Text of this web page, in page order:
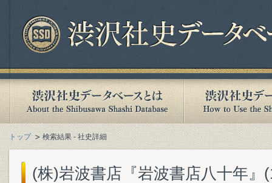
トップ 検索結果 - 社史詳細
(株)岩波書店『岩波書店八十年』